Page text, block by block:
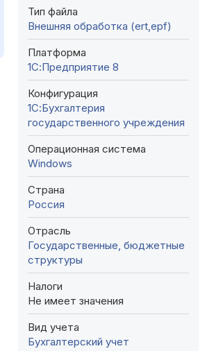
Тип файла
Внешняя обработка (ert,epf)
Платформа
1С:Предприятие 8
Конфигурация
1С:Бухгалтерия
государственного учреждения
Операционная система
Windows
Страна
Россия
Отрасль
Государственные, бюджетные
структуры
Налоги
Не имеет значения
Вид учета
Бухгалтерский учет